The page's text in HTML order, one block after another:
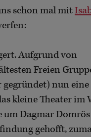
schon mal mit
Aufgrund von
Freien
nun eine
kleine Theater im
Dagmar Domrös
gehofft,